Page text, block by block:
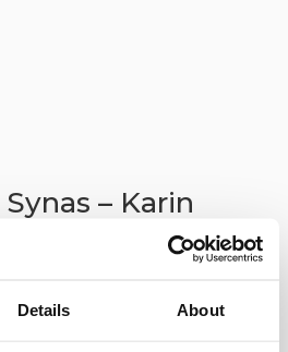
Details About
– Karin